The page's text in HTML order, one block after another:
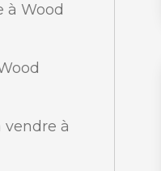
à Wood
vendre à